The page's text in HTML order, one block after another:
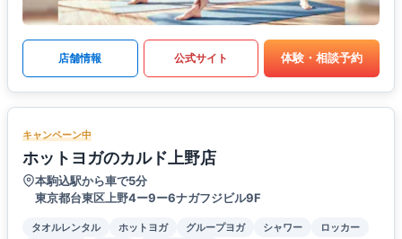
店舗情報 公式サイト 体験・相談予約
キャンペーン中
ホットヨガのカルド上野店
本駒込駅から車で5分
東京都台東区上野4ー9ー6ナガフジビル9F
タオルレンタル ホットヨガ グループヨガ シャワー
ロッカー